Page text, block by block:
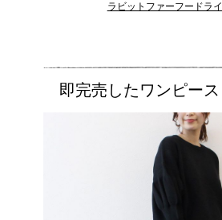
ラビットファーフードラ
即完売したワンピース